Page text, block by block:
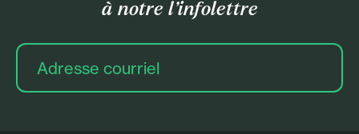
à notre l’infolettre
Adresse
courriel